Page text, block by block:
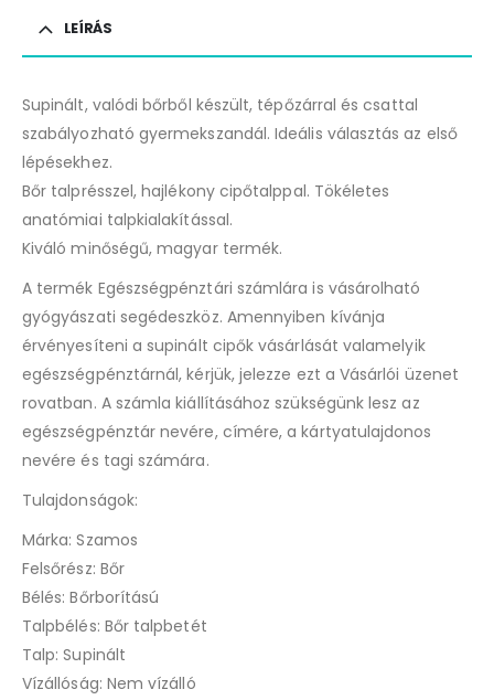
LEÍRÁS
Supinált, valódi bőrből készült, tépőzárral és csattal
szabályozható gyermekszandál. Ideális választás az első
lépésekhez.
Bőr talprésszel, hajlékony cipőtalppal. Tökéletes
anatómiai talpkialakítással.
Kiváló minőségű, magyar termék.
A termék Egészségpénztári számlára is vásárolható
gyógyászati segédeszköz. Amennyiben kívánja
érvényesíteni a supinált cipők vásárlását valamelyik
egészségpénztárnál, kérjük, jelezze ezt a Vásárlói üzenet
rovatban. A számla kiállításához szükségünk lesz az
egészségpénztár nevére, címére, a kártyatulajdonos
nevére és tagi számára.
Tulajdonságok:
Márka: Szamos
Felsőrész: Bőr
Bélés: Bőrborítású
Talpbélés: Bőr talpbetét
Talp: Supinált
Vízállóság: Nem vízálló